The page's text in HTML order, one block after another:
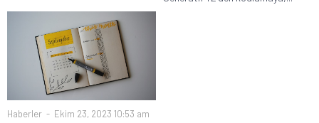
Haberler Ekim 23, 2023 10:53 am